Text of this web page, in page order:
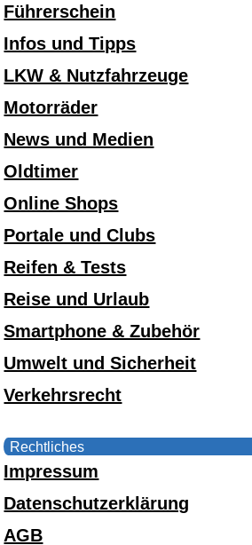
Führerschein
Infos und Tipps
LKW & Nutzfahrzeuge
Motorräder
News und Medien
Oldtimer
Online Shops
Portale und Clubs
Reifen & Tests
Reise und Urlaub
Smartphone & Zubehör
Umwelt und Sicherheit
Verkehrsrecht
Rechtliches
Impressum
Datenschutzerklärung
AGB